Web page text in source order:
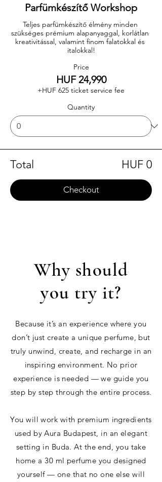
Parfümkészítő Workshop
Teljes parfümkészítő élmény minden
szükséges prémium alapanyaggal, korlátlan
kreativitással, valamint finom falatokkal és
italokkal!
Price
HUF 24,990
+HUF 625 ticket service fee
Quantity
Total HUF 0
Checkout
Why should
you try it?
Because it’s an experience where you
don’t just create a unique perfume, but
truly unwind, create, and recharge in an
inspiring environment. No prior
experience is needed — we guide you
step by step through the entire process.
You will work with premium ingredients
used by Aura Budapest, in an elegant
setting in Buda. At the end, you take
home a 30 ml perfume you designed
yourself — one that no one else will